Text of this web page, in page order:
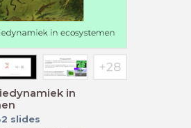
in
slides